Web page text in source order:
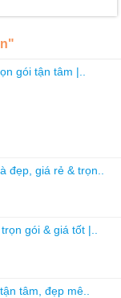
gói tận tâm |..
đẹp, giá rẻ & trọn..
gói & giá tốt |..
tâm, đẹp mê..